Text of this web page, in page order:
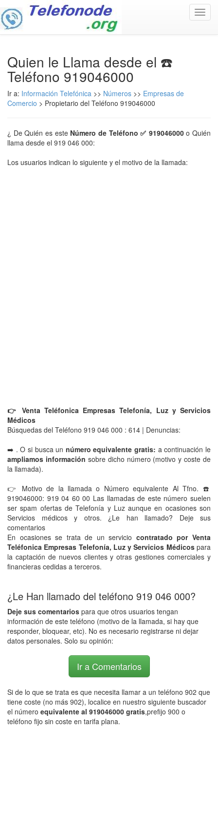
Quien le Llama desde el ☎️
Teléfono 919046000
Ir a: Información Telefónica >> Números >> Empresas de
Comercio > Propietario del Teléfono 919046000
¿ De Quién es este Número de Teléfono ✅ 919046000o Quién
llama desde el 919 046 000:
Los usuarios indican lo siguiente y el motivo de la llamada:
👉 Venta Teléfonica Empresas Telefonía, Luz y Servicios
Médicos
Búsquedas del Teléfono 919 046 000 : 614 | Denuncias:
➡️ . O si busca un número equivalente gratis: a continuación le
ampliamos información sobre dicho número (motivo y coste de
la llamada).
👉 Motivo de la llamada o Número equivalente Al Tfno. ☎️
919046000: 919 04 60 00 Las llamadas de este número suelen
ser spam ofertas de Telefonía y Luz aunque en ocasiones son
Servicios médicos y otros. ¿Le han llamado? Deje sus
comentarios
En ocasiones se trata de un servicio contratado por Venta
Teléfonica Empresas Telefonía, Luz y Servicios Médicos para
la captación de nuevos clientes y otras gestiones comerciales y
financieras cedidas a terceros.
¿Le Han llamado del teléfono 919 046 000?
Deje sus comentarios para que otros usuarios tengan
información de este teléfono (motivo de la llamada, si hay que
responder, bloquear, etc). No es necesario registrarse ni dejar
datos personales. Solo su opinión:
Ir a Comentarios
Si de lo que se trata es que necesita llamar a un teléfono 902 que
tiene coste (no más 902), localice en nuestro siguiente buscador
el número equivalente al 919046000 gratis,prefijo 900 o
teléfono fijo sin coste en tarifa plana.